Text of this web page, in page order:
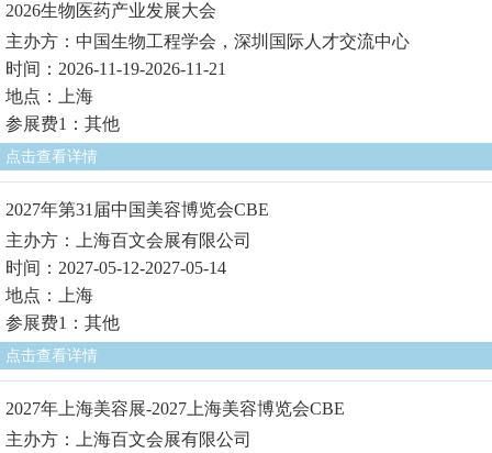
2026生物医药产业发展大会
主办方：中国生物工程学会，深圳国际人才交流中心
时间：2026-11-19-2026-11-21
地点：上海
参展费1：其他
点击查看详情
2027年第31届中国美容博览会CBE
主办方：上海百文会展有限公司
时间：2027-05-12-2027-05-14
地点：上海
参展费1：其他
点击查看详情
2027年上海美容展-2027上海美容博览会CBE
主办方：上海百文会展有限公司